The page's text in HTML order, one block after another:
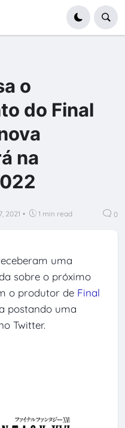
o
do Final
na
2021 • 1 min read 0
uma
sobre o próximo
o produtor de Final
postando uma
Twitter.